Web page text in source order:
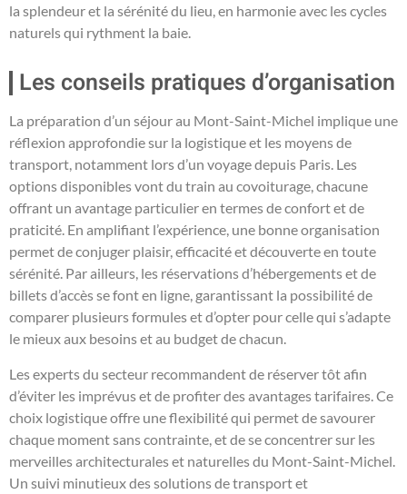
la splendeur et la sérénité du lieu, en harmonie avec les cycles
naturels qui rythment la baie.
Les conseils pratiques d’organisation
La préparation d’un séjour au Mont-Saint-Michel implique une
réflexion approfondie sur la logistique et les moyens de
transport, notamment lors d’un voyage depuis Paris. Les
options disponibles vont du train au covoiturage, chacune
offrant un avantage particulier en termes de confort et de
praticité. En amplifiant l’expérience, une bonne organisation
permet de conjuger plaisir, efficacité et découverte en toute
sérénité. Par ailleurs, les réservations d’hébergements et de
billets d’accès se font en ligne, garantissant la possibilité de
comparer plusieurs formules et d’opter pour celle qui s’adapte
le mieux aux besoins et au budget de chacun.
Les experts du secteur recommandent de réserver tôt afin
d’éviter les imprévus et de profiter des avantages tarifaires. Ce
choix logistique offre une flexibilité qui permet de savourer
chaque moment sans contrainte, et de se concentrer sur les
merveilles architecturales et naturelles du Mont-Saint-Michel.
Un suivi minutieux des solutions de transport et